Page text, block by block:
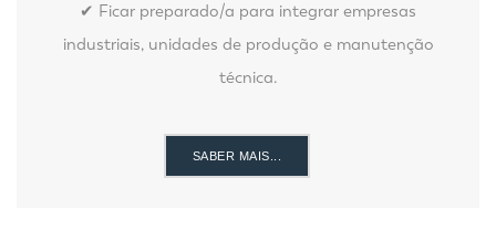
✔ Ficar preparado/a para integrar empresas
industriais, unidades de produção e manutenção
técnica.
SABER MAIS...